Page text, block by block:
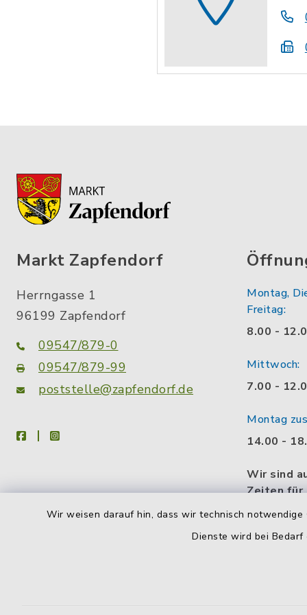
Wir weisen darauf hin, dass wir technisch
Dienste wird bei
Markt Zapfendorf
Herrngasse 1
96199 Zapfendorf
09547/879-0
09547/879-99
poststelle@zapfendorf.de
facebookinstagram
Montag,
Freitag:
8.00 -
Mittwoch:
7.00 -
Montag
14.00 -
Wir sind
Zeiten für
gerne